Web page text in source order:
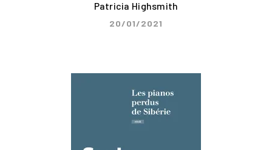
Patricia Highsmith
20/01/2021